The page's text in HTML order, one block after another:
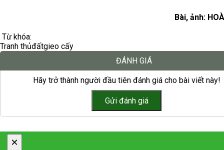
Bài, ảnh:
Từ khóa:
Tranh thủđấtgieo cấy
ĐÁNH GIÁ
Hãy trở thành người đầu tiên đánh giá cho bài viết này!
×